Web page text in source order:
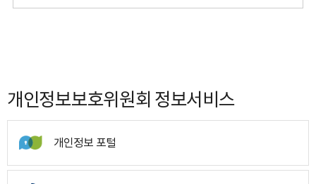
개인정보보호위원회 정보서비스
개인정보 포털